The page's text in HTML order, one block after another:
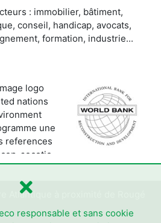
: immobilier, bâtiment,
conseil, handicap, avocats,
formation, industrie...
Atlantique à proximité de Rougé